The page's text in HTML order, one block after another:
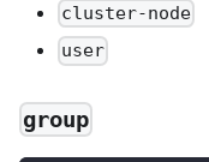
cluster-node
user
group